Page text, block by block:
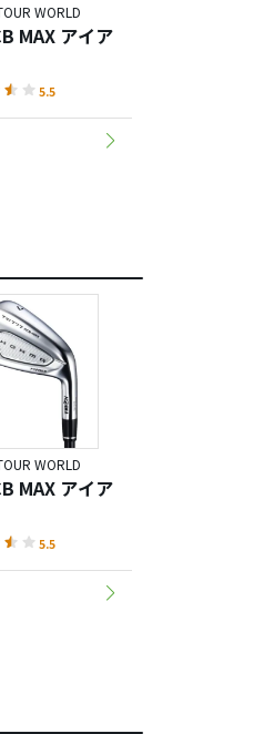
WORLD
MAX アイア
5.5
WORLD
MAX アイア
5.5